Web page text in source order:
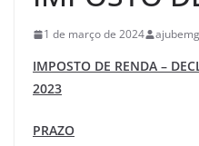
1 de março de 2024
IMPOSTO DE RENDA –
2023
PRAZO